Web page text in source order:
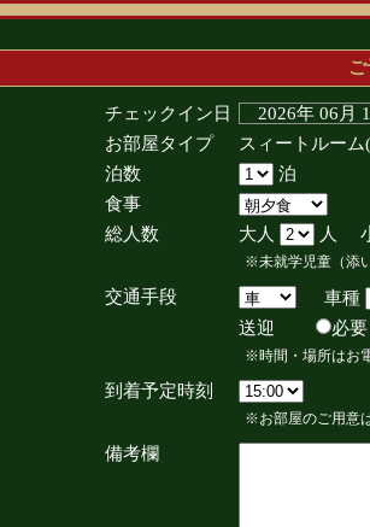
チェックイン日
2026年 06
お部屋タイプ
スィートルー
泊数
泊
食事
総人数
大人 人
※未就学児童（添
交通手段
車種
送迎
※時間・場所はお
到着予定時刻
※お部屋のご用意
備考欄